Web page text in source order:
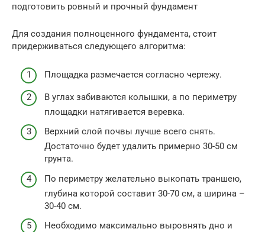
подготовить ровный и прочный фундамент
Для создания полноценного фундамента, стоит
придерживаться следующего алгоритма:
Площадка размечается согласно чертежу.
В углах забиваются колышки, а по периметру
площадки натягивается веревка.
Верхний слой почвы лучше всего снять.
Достаточно будет удалить примерно 30-50 см
грунта.
По периметру желательно выкопать траншею,
глубина которой составит 30-70 см, а ширина –
30-40 см.
Необходимо максимально выровнять дно и